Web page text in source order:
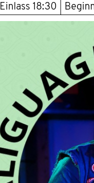
Einlass 18:30